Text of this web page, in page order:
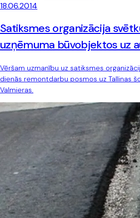
18.06.2014
Satiksmes organizācija
uzņēmuma būvobjektos uz
Vēršam uzmanību uz satiksmes
dienās remontdarbu posmos uz Tallinas
Valmieras.